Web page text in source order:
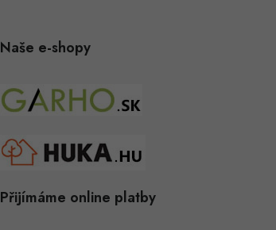
Naše e-shopy
Přijímáme online platby